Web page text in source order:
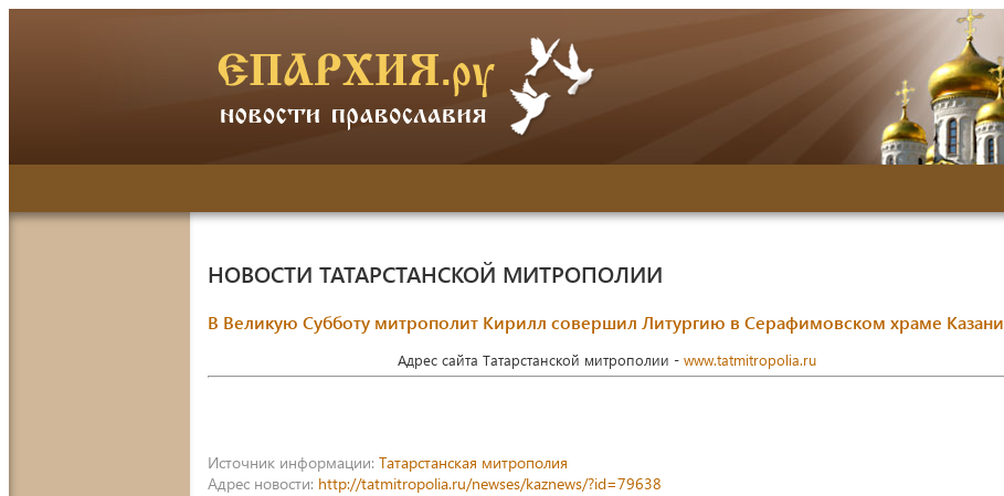
НОВОСТИ ТАТАРСТАНСКОЙ МИТРОПОЛИИ
В Великую Субботу митрополит Кирилл совершил Литургию в Серафимовском храме Казани
Адрес сайта Татарстанской митрополии - www.tatmitropolia.ru
Источник информации: Татарстанская митрополия
Адрес новости: http://tatmitropolia.ru/newses/kaznews/?id=79638